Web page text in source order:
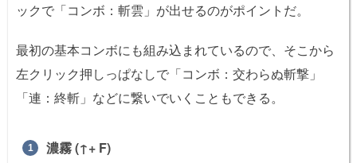
ックで「コンボ：斬雲」が出せるのがポイントだ。
最初の基本コンボにも組み込まれているので、そこから
左クリック押しっぱなしで「コンボ：交わらぬ斬撃」
「連：終斬」などに繋いでいくこともできる。
濃霧 (↑+ F)